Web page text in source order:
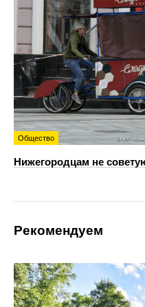
Общество
Нижегородцам не
Рекомендуем